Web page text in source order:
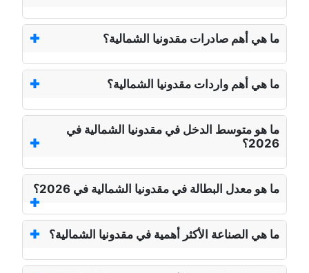
ما هي أهم صادرات مقدونيا الشمالية؟
ما هي أهم واردات مقدونيا الشمالية؟
ما هو متوسط الدخل في مقدونيا الشمالية في
2026؟
ما هو معدل البطالة في مقدونيا الشمالية في 2026؟
ما هي الصناعة الأكثر أهمية في مقدونيا الشمالية؟